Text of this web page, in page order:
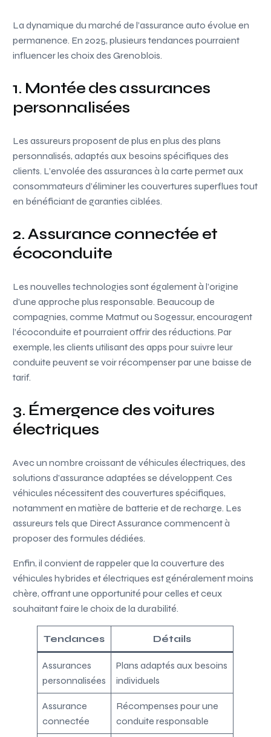
La dynamique du marché de l’assurance auto évolue en
permanence. En 2025, plusieurs tendances pourraient
influencer les choix des Grenoblois.
1. Montée des assurances
personnalisées
Les assureurs proposent de plus en plus des plans
personnalisés, adaptés aux besoins spécifiques des
clients. L’envolée des assurances à la carte permet aux
consommateurs d’éliminer les couvertures superflues tout
en bénéficiant de garanties ciblées.
2. Assurance connectée et
écoconduite
Les nouvelles technologies sont également à l’origine
d’une approche plus responsable. Beaucoup de
compagnies, comme Matmut ou Sogessur, encouragent
l’écoconduite et pourraient offrir des réductions. Par
exemple, les clients utilisant des apps pour suivre leur
conduite peuvent se voir récompenser par une baisse de
tarif.
3. Émergence des voitures
électriques
Avec un nombre croissant de véhicules électriques, des
solutions d’assurance adaptées se développent. Ces
véhicules nécessitent des couvertures spécifiques,
notamment en matière de batterie et de recharge. Les
assureurs tels que Direct Assurance commencent à
proposer des formules dédiées.
Enfin, il convient de rappeler que la couverture des
véhicules hybrides et électriques est généralement moins
chère, offrant une opportunité pour celles et ceux
souhaitant faire le choix de la durabilité.
Tendances Détails
Assurances
personnalisées
Plans adaptés aux besoins
individuels
Assurance
connectée
Récompenses pour une
conduite responsable